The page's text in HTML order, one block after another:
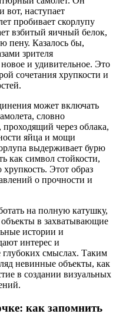
вот, наступает
пробивает скорлупу
взбитый яичный белок,
пену. Казалось бы,
зрителя
и удивительное. Это
сочетания хрупкости и
может включать
словно
через облака,
яйца и мощи
выдерживает бурю
как символ стойкости,
Этот образ
о прочности и
на полную катушку,
в захватывающие
истории и
интерес и
глубоких смыслах. Таким
невинные объекты, как
в создании визуальных
как запомнить